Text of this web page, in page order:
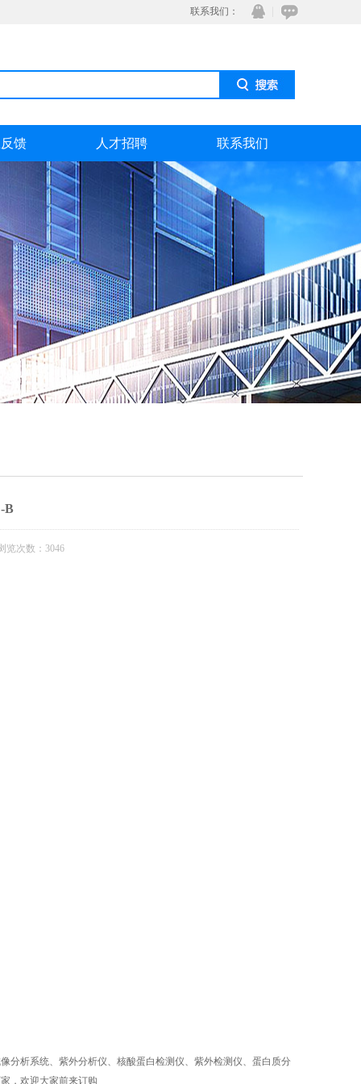
联系我们：
在线咨
QQ
馈 人才招聘 联系我们
B
次数：3046
分析系统、紫外分析仪、核酸蛋白检测仪、紫外检测仪、蛋白质分
，欢迎大家前来订购